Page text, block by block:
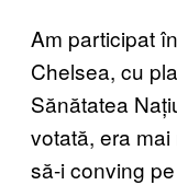
Am participat
Chelsea, cu
Sănătatea
votată, era
să-i conving